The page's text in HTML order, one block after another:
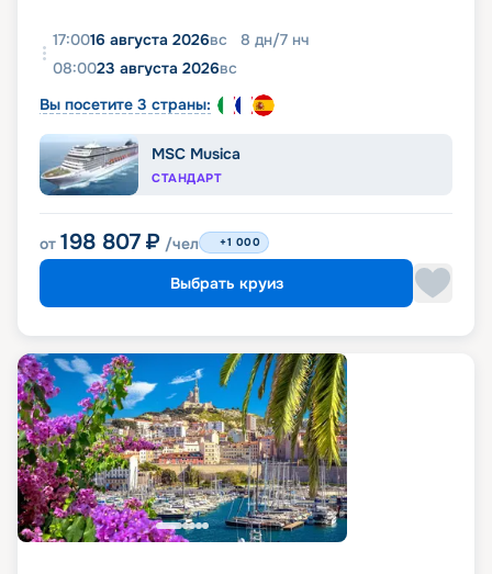
17:0016 августа 2026вс 8 дн/7 нч
08:0023 августа 2026вс
Вы посетите 3 страны:
MSC Musica
СТАНДАРТ
от 198 807 ₽ /чел +1 000
Выбрать круиз